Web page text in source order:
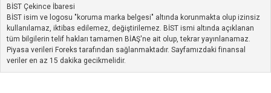
BİST Çekince İbaresi
BİST isim ve logosu "koruma marka belgesi" altında korunmakta olup izinsiz
kullanılamaz, iktibas edilemez, değiştirilemez. BİST ismi altında açıklanan
tüm bilgilerin telif hakları tamamen BİAŞ'ne ait olup, tekrar yayınlanamaz.
Piyasa verileri Foreks tarafından sağlanmaktadır. Sayfamızdaki finansal
veriler en az 15 dakika gecikmelidir.